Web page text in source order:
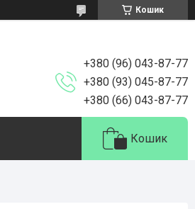
Кошик
+380 (96) 043-87-77
+380 (93) 045-87-77
+380 (66) 043-87-77
Кошик